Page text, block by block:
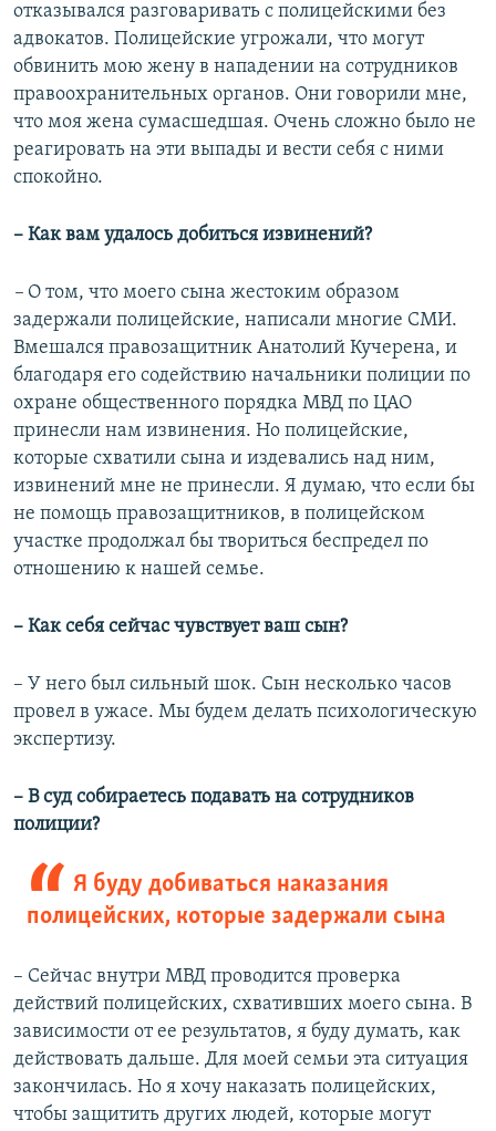
отказывался разговаривать с полицейскими без
адвокатов. Полицейские угрожали, что могут
обвинить мою жену в нападении на сотрудников
правоохранительных органов. Они говорили мне,
что моя жена сумасшедшая. Очень сложно было не
реагировать на эти выпады и вести себя с ними
спокойно.
– Как вам удалось добиться извинений?
– О том, что моего сына жестоким образом
задержали полицейские, написали многие СМИ.
Вмешался правозащитник Анатолий Кучерена, и
благодаря его содействию начальники полиции по
охране общественного порядка МВД по ЦАО
принесли нам извинения. Но полицейские,
которые схватили сына и издевались над ним,
извинений мне не принесли. Я думаю, что если бы
не помощь правозащитников, в полицейском
участке продолжал бы твориться беспредел по
отношению к нашей семье.
– Как себя сейчас чувствует ваш сын?
– У него был сильный шок. Сын несколько часов
провел в ужасе. Мы будем делать психологическую
экспертизу.
– В суд собираетесь подавать на сотрудников
полиции?
Я буду добиваться наказания
полицейских, которые задержали сына
– Сейчас внутри МВД проводится проверка
действий полицейских, схвативших моего сына. В
зависимости от ее результатов, я буду думать, как
действовать дальше. Для моей семьи эта ситуация
закончилась. Но я хочу наказать полицейских,
чтобы защитить других людей, которые могут